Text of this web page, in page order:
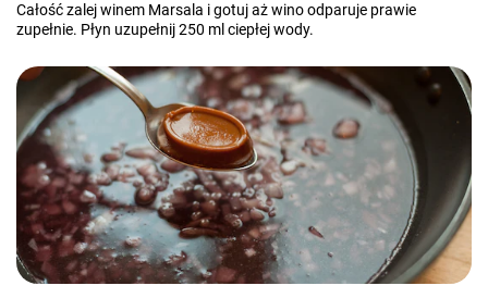
Całość zalej winem Marsala i gotuj aż wino odparuje prawie
zupełnie. Płyn uzupełnij 250 ml ciepłej wody.